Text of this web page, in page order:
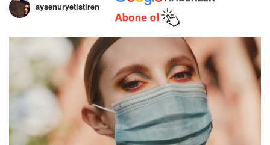
aysenuryetistiren